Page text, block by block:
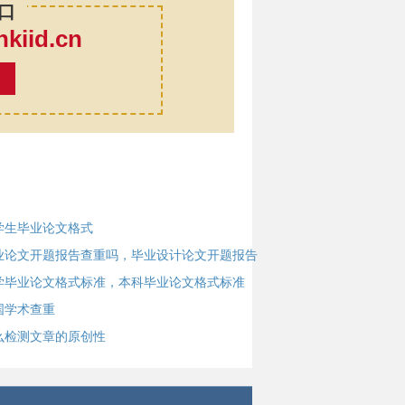
生毕业论文格式
论文开题报告查重吗，毕业设计论文开题报告
毕业论文格式标准，本科毕业论文格式标准
学术查重
检测文章的原创性